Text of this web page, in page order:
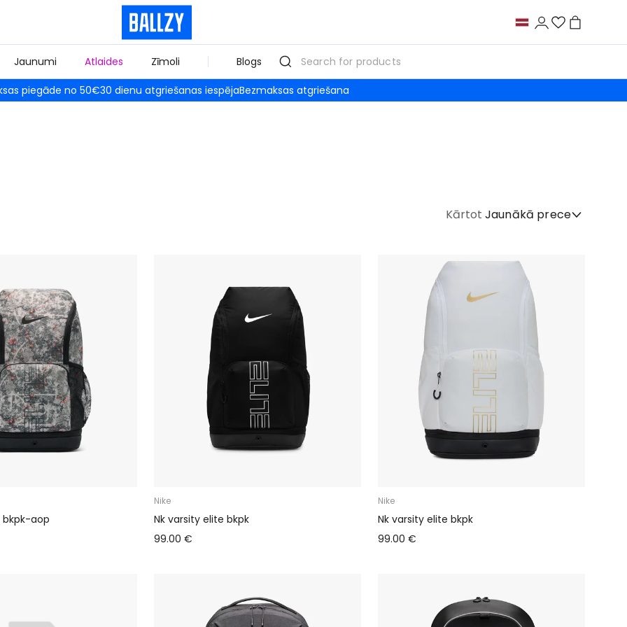
Jaunumi Atlaides Zīmoli Blogs
piegāde no 50€30 dienu atgriešanas iespējaBezmaksas atgriešana
Kārtot Jaunākā prece
bkpk-aop
Nike
Nk varsity elite bkpk
99.00 €
Nike
Nk varsity elite bkpk
99.00 €